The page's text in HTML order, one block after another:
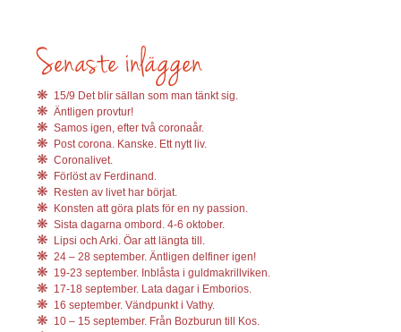
15/9 Det blir sällan som man tänkt sig.
Äntligen provtur!
Samos igen, efter två coronaår.
Post corona. Kanske. Ett nytt liv.
Coronalivet.
Förlöst av Ferdinand.
Resten av livet har börjat.
Konsten att göra plats för en ny passion.
Sista dagarna ombord. 4-6 oktober.
Lipsi och Arki. Öar att längta till.
24 – 28 september. Äntligen delfiner igen!
19-23 september. Inblåsta i guldmakrillviken.
17-18 september. Lata dagar i Emborios.
16 september. Vändpunkt i Vathy.
10 – 15 september. Från Bozburun till Kos.